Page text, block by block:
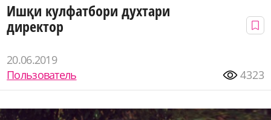
Ишқи кулфатбори духтари
директор
20.06.2019
Пользователь
4323